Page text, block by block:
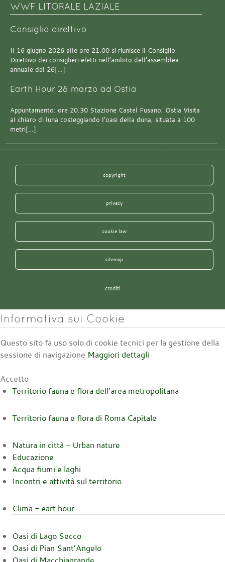
WWF LITORALE LAZIALE
Consiglio direttivo
Il 16 giugno 2026 alle ore 21.00 si riunisce il Consiglio
Direttivo dei consiglieri eletti nell’ambito dell’assemblea
annuale del 26[…]
Earth Hour 28 marzo ad Ostia
Appuntamento: ore 20.30 Stazione Castel Fusano, Ostia Visita
al chiaro di luna costeggiando l’oasi della duna, situata a 100
metri[…]
copyright
privacy
cookie law
sitemap
crediti
Informativa sui Cookie
Questo sito fa uso solo di cookie tecnici per la gestione della
sessione di navigazione Maggiori dettagli
Accetto
Territorio fauna e flora dell’area metropolitana
Territorio fauna e flora di Roma Capitale
Natura in città - Urban nature
Educazione
Acqua fiumi e laghi
Incontri e attività sul territorio
Clima - eart hour
Oasi di Lago Secco
Oasi di Pian Sant’Angelo
Oasi di Macchiagrande